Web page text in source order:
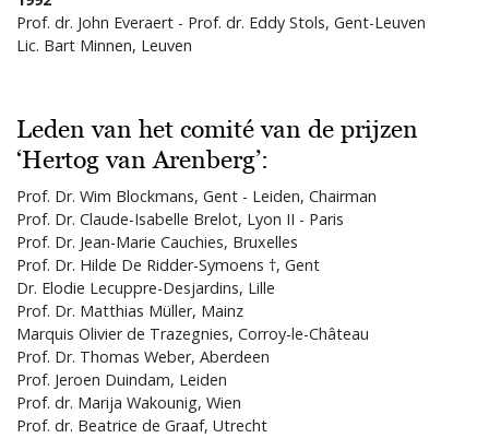
Prof. dr. John Everaert - Prof. dr. Eddy Stols, Gent-Leuven
Lic. Bart Minnen, Leuven
Leden van het comité van de prijzen
‘Hertog van Arenberg’:
Prof. Dr. Wim Blockmans, Gent - Leiden, Chairman
Prof. Dr. Claude-Isabelle Brelot, Lyon II - Paris
Prof. Dr. Jean-Marie Cauchies, Bruxelles
Prof. Dr. Hilde De Ridder-Symoens †, Gent
Dr. Elodie Lecuppre-Desjardins, Lille
Prof. Dr. Matthias Müller, Mainz
Marquis Olivier de Trazegnies, Corroy-le-Château
Prof. Dr. Thomas Weber, Aberdeen
Prof. Jeroen Duindam, Leiden
Prof. dr. Marija Wakounig, Wien
Prof. dr. Beatrice de Graaf, Utrecht